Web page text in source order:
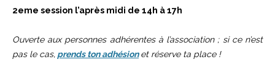
2eme session l’après midi de 14h à 17h
Ouverte aux personnes adhérentes à l’association ; si ce n’est
pas le cas, prends ton adhésion et réserve ta place !